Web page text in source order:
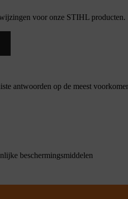
voor onze STIHL producten.
antwoorden op de meest
beschermingsmiddelen